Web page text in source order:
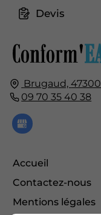
Brugaud,47300
09 70 35 40 38
Accueil
Contactez-nous
Mentions légales
Devis